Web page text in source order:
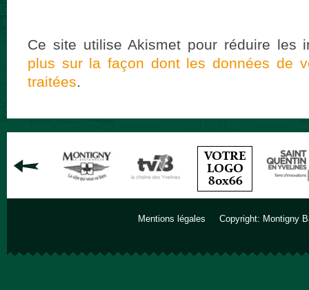
Ce site utilise Akismet pour réduire les
plus sur la façon dont les données de
traitées.
Mentions légales Copyright: Montigny